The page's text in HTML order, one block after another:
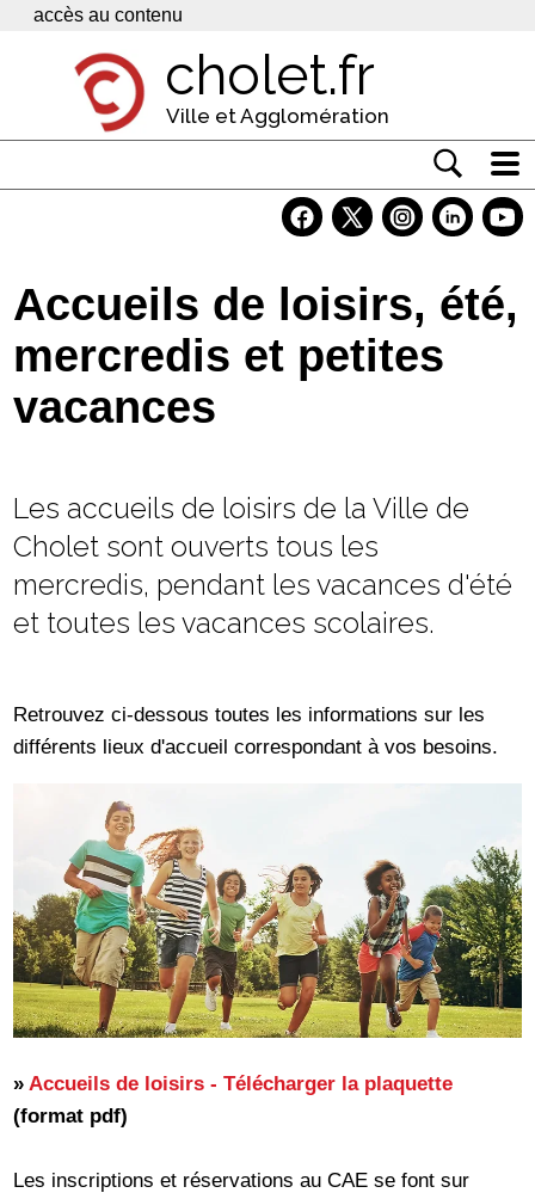
Panneau de gestion des cookies
accès au contenu
cholet.fr
Ville et Agglomération
Economie
Services
Contacts
Accueils de loisirs, été,
mercredis et petites
vacances
Les accueils de loisirs de la Ville de
Cholet sont ouverts tous les
mercredis, pendant les vacances d'été
et toutes les vacances scolaires.
Retrouvez ci-dessous toutes les informations sur les
différents lieux d'accueil correspondant à vos besoins.
»Accueils de loisirs - Télécharger la plaquette
(format pdf)
Les inscriptions et réservations au CAE se font sur